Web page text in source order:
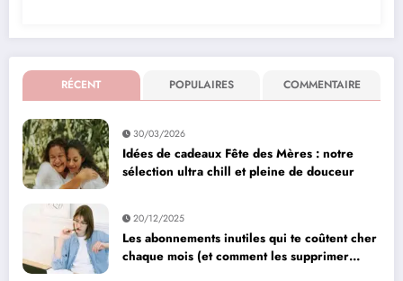
RÉCENT POPULAIRES COMMENTAIRE
30/03/2026
Idées de cadeaux Fête des Mères : notre
sélection ultra chill et pleine de douceur
20/12/2025
Les abonnements inutiles qui te coûtent cher
chaque mois (et comment les supprimer